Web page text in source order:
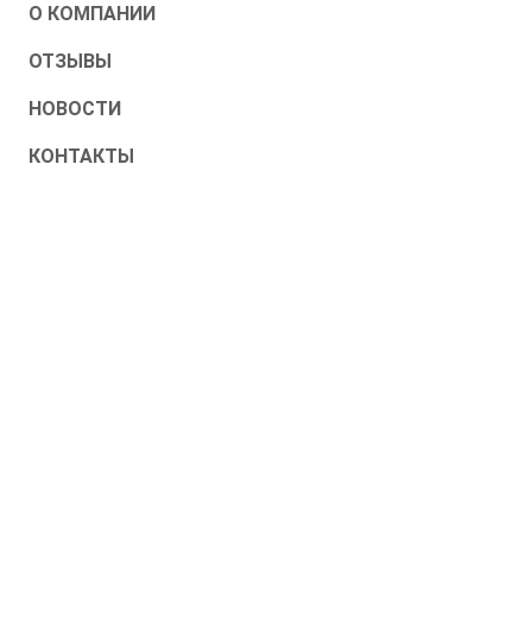
О КОМПАНИИ
ОТЗЫВЫ
НОВОСТИ
КОНТАКТЫ